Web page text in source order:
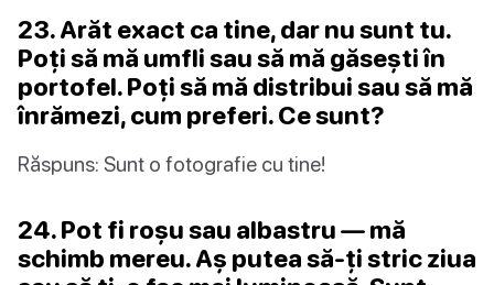
23. Arăt exact ca tine, dar nu sunt tu.
Poți să mă umfli sau să mă găsești în
portofel. Poți să mă distribui sau să mă
înrămezi, cum preferi. Ce sunt?
Răspuns: Sunt o fotografie cu tine!
24. Pot fi roșu sau albastru — mă
schimb mereu. Aș putea să-ți stric ziua